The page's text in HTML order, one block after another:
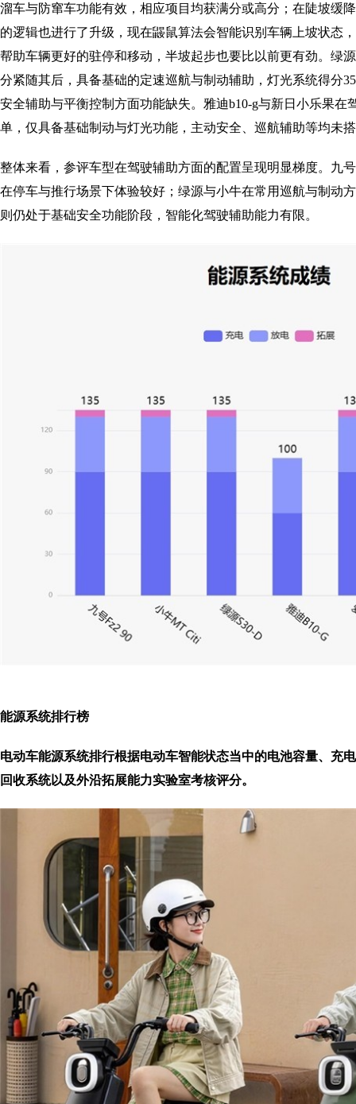
溜车与防窜车功能有效，相应项目均获满分或高分；在陡坡缓
的逻辑也进行了升级，现在鼹鼠算法会智能识别车辆上坡状态
帮助车辆更好的驻停和移动，半坡起步也要比以前更有劲。绿
分紧随其后，具备基础的定速巡航与制动辅助，灯光系统得分
安全辅助与平衡控制方面功能缺失。雅迪b10-g与新日小乐果在
单，仅具备基础制动与灯光功能，主动安全、巡航辅助等均未
整体来看，参评车型在驾驶辅助方面的配置呈现明显梯度。九
在停车与推行场景下体验较好；绿源与小牛在常用巡航与制动
则仍处于基础安全功能阶段，智能化驾驶辅助能力有限。
能源系统排行榜
电动车能源系统排行根据电动车智能状态当中的电池容量、充
回收系统以及外沿拓展能力实验室考核评分。